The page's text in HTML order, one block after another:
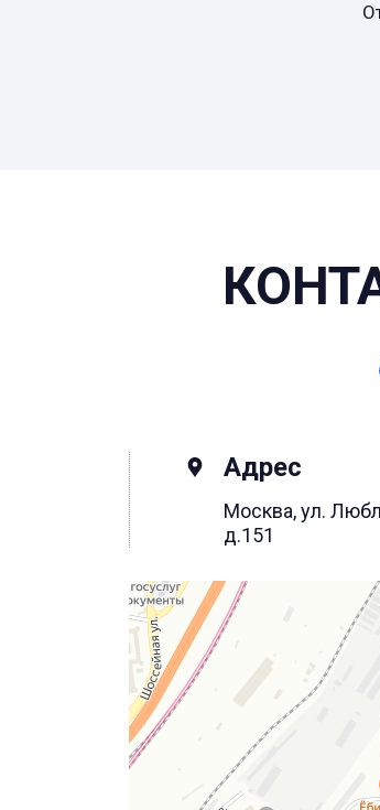
Адрес
Москва, ул.
д.151